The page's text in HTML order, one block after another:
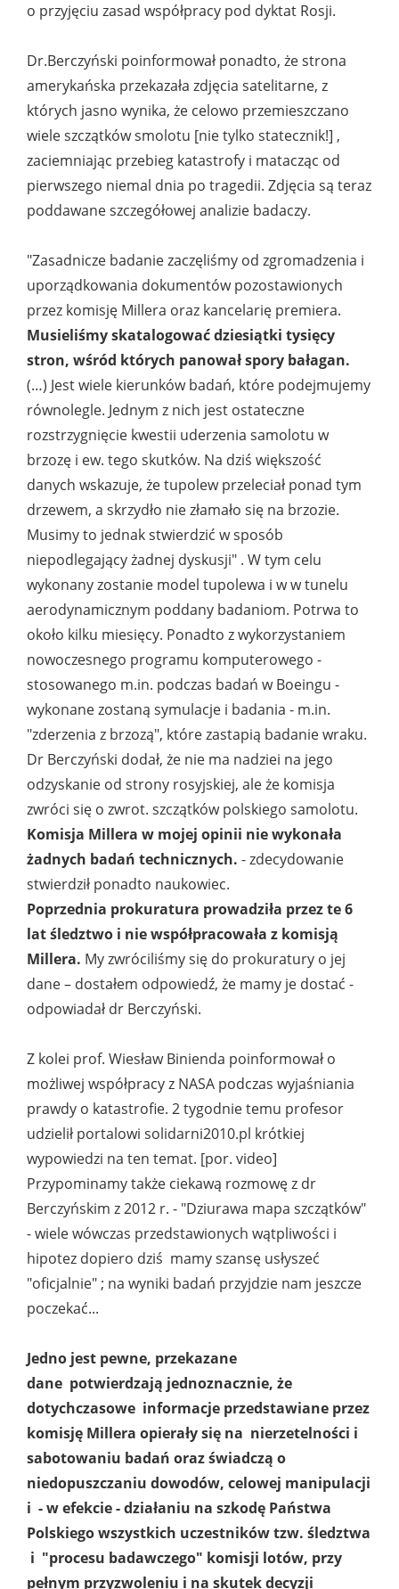
o przyjęciu zasad współpracy pod dyktat Rosji.
Dr.Berczyński poinformował ponadto, że strona
amerykańska przekazała zdjęcia satelitarne, z
których jasno wynika, że celowo przemieszczano
wiele szczątków smolotu [nie tylko statecznik!] ,
zaciemniając przebieg katastrofy i matacząc od
pierwszego niemal dnia po tragedii. Zdjęcia są teraz
poddawane szczegółowej analizie badaczy.
"Zasadnicze badanie zaczęliśmy od zgromadzenia i
uporządkowania dokumentów pozostawionych
przez komisję Millera oraz kancelarię premiera.
Musieliśmy skatalogować dziesiątki tysięcy
stron, wśród których panował spory bałagan.
(…) Jest wiele kierunków badań, które podejmujemy
równolegle. Jednym z nich jest ostateczne
rozstrzygnięcie kwestii uderzenia samolotu w
brzozę i ew. tego skutków. Na dziś większość
danych wskazuje, że tupolew przeleciał ponad tym
drzewem, a skrzydło nie złamało się na brzozie.
Musimy to jednak stwierdzić w sposób
niepodlegający żadnej dyskusji" . W tym celu
wykonany zostanie model tupolewa i w w tunelu
aerodynamicznym poddany badaniom. Potrwa to
około kilku miesięcy. Ponadto z wykorzystaniem
nowoczesnego programu komputerowego -
stosowanego m.in. podczas badań w Boeingu -
wykonane zostaną symulacje i badania - m.in.
"zderzenia z brzozą", które zastapią badanie wraku.
Dr Berczyński dodał, że nie ma nadziei na jego
odzyskanie od strony rosyjskiej, ale że komisja
zwróci się o zwrot. szczątków polskiego samolotu.
Komisja Millera w mojej opinii nie wykonała
żadnych badań technicznych. - zdecydowanie
stwierdził ponadto naukowiec.
Poprzednia prokuratura prowadziła przez te 6
lat śledztwo i nie współpracowała z komisją
Millera. My zwróciliśmy się do prokuratury o jej
dane – dostałem odpowiedź, że mamy je dostać -
odpowiadał dr Berczyński.
Z kolei prof. Wiesław Binienda poinformował o
możliwej współpracy z NASA podczas wyjaśniania
prawdy o katastrofie. 2 tygodnie temu profesor
udzielił portalowi solidarni2010.pl krótkiej
wypowiedzi na ten temat. [por. video]
Przypominamy także ciekawą rozmowę z dr
Berczyńskim z 2012 r. - "Dziurawa mapa szczątków"
- wiele wówczas przedstawionych wątpliwości i
hipotez dopiero dziś mamy szansę usłyszeć
"oficjalnie" ; na wyniki badań przyjdzie nam jeszcze
poczekać...
Jedno jest pewne, przekazane
dane potwierdzają jednoznacznie, że
dotychczasowe informacje przedstawiane przez
komisję Millera opierały się na nierzetelności i
sabotowaniu badań oraz świadczą o
niedopuszczaniu dowodów, celowej manipulacji
i - w efekcie - działaniu na szkodę Państwa
Polskiego wszystkich uczestników tzw. śledztwa
i "procesu badawczego" komisji lotów, przy
pełnym przyzwoleniu i na skutek decyzji